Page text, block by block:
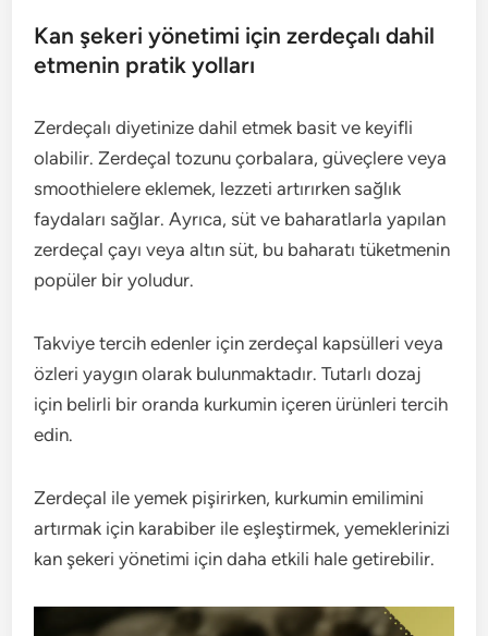
Kan şekeri yönetimi için zerdeçalı dahil
etmenin pratik yolları
Zerdeçalı diyetinize dahil etmek basit ve keyifli
olabilir. Zerdeçal tozunu çorbalara, güveçlere veya
smoothielere eklemek, lezzeti artırırken sağlık
faydaları sağlar. Ayrıca, süt ve baharatlarla yapılan
zerdeçal çayı veya altın süt, bu baharatı tüketmenin
popüler bir yoludur.
Takviye tercih edenler için zerdeçal kapsülleri veya
özleri yaygın olarak bulunmaktadır. Tutarlı dozaj
için belirli bir oranda kurkumin içeren ürünleri tercih
edin.
Zerdeçal ile yemek pişirirken, kurkumin emilimini
artırmak için karabiber ile eşleştirmek, yemeklerinizi
kan şekeri yönetimi için daha etkili hale getirebilir.